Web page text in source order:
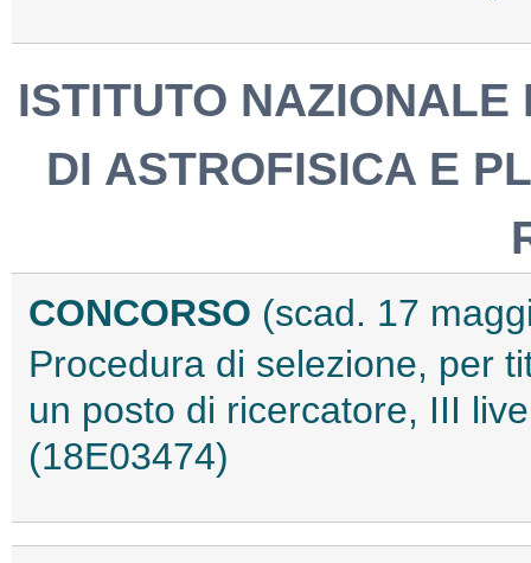
ISTITUTO NAZIONALE
DI ASTROFISICA E
CONCORSO (scad. 17
Procedura di selezione, per
un posto di ricercatore, III
(18E03474)